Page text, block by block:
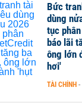
Bức
dùng
tục
báo lãi
ông lớn
hơi'
TÀI CHÍNH -